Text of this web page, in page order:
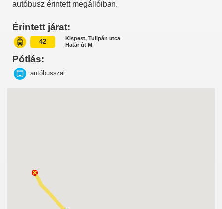
autóbusz érintett megállóiban.
Érintett járat:
42
Kispest, Tulipán utca
Határ út M
Pótlás:
autóbusszal